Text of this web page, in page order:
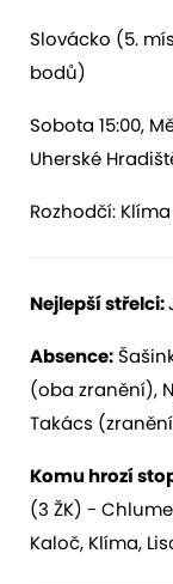
Slovácko (5.
bodů)
Sobota 15:00,
Uherské
Rozhodčí:
Nejlepší střelci:
Absence:
(oba zranění),
Takács
Komu hrozí
(3 ŽK) -
Kaloč, Klíma,